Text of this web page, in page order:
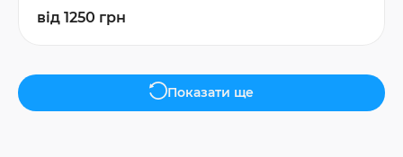
від 1250 грн
Показати ще